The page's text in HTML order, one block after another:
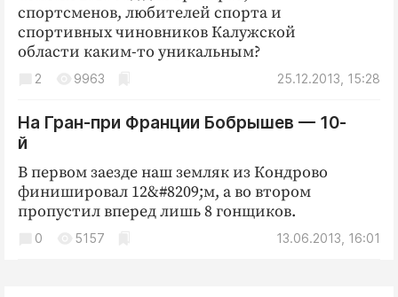
спортсменов, любителей спорта и
спортивных чиновников Калужской
области каким-то уникальным?
25.12.2013, 15:28
2 9963
На Гран-при Франции Бобрышев — 10-
й
В первом заезде наш земляк из Кондрово
финишировал 12&#8209;м, а во втором
пропустил вперед лишь 8 гонщиков.
13.06.2013, 16:01
0 5157